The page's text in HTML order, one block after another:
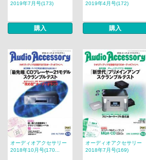
2019年7月号(173)
購入
2019年4月号(172)
購入
オーディオアクセサリー
2018年10月号(170...
オーディオアクセサリー
2018年7月号(169)